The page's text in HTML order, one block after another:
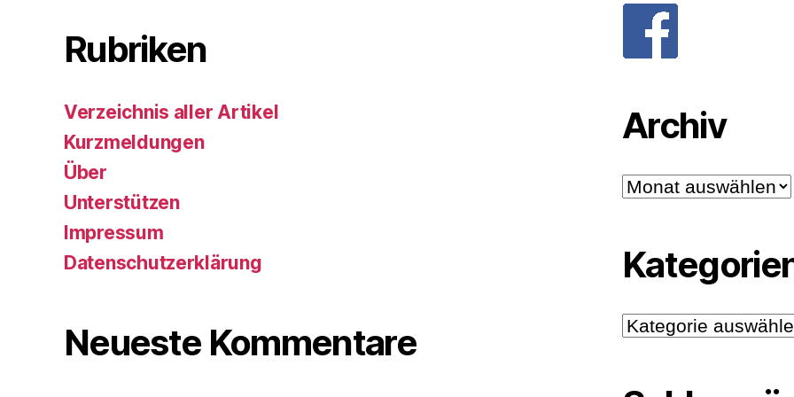
Rubriken
Verzeichnis aller Artikel
Kurzmeldungen
Über
Unterstützen
Impressum
Datenschutzerklärung
Neueste Kommentare
Archiv
Archiv
Kategorien